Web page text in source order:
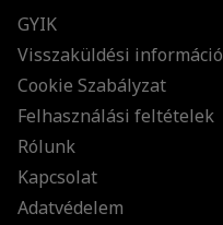
GYIK
Visszaküldési információ
Cookie Szabályzat
Felhasználási feltételek
Rólunk
Kapcsolat
Adatvédelem